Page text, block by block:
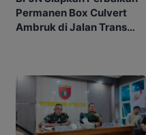
Permanen Box Culvert
Ambruk di Jalan Trans